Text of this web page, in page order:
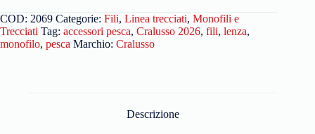
COD: 2069 Categorie: Fili, Linea trecciati, Monofili e
Trecciati Tag: accessori pesca, Cralusso 2026, fili, lenza,
monofilo, pesca Marchio: Cralusso
Descrizione